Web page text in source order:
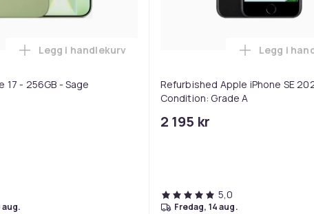
- Obsidian i handlekurven
17 - 256GB - Sage
Legg Apple | iPhone 17 - 256GB - Sage i
Legg i handlekurv
aug.
Refurbished Apple iPhone SE
Condition: Grade A
2 195 kr
Legg i
5,0
fredag, 14 aug.